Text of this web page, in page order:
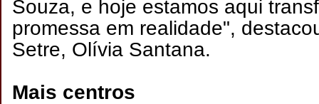
Souza, e hoje estamos aqui
promessa em realidade",
Setre, Olívia Santana.
Mais centros